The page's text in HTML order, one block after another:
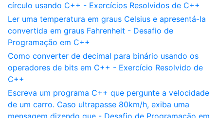
círculo usando C++ - Exercícios Resolvidos de C++
Ler uma temperatura em graus Celsius e apresentá-la
convertida em graus Fahrenheit - Desafio de
Programação em C++
Como converter de decimal para binário usando os
operadores de bits em C++ - Exercício Resolvido de
C++
Escreva um programa C++ que pergunte a velocidade
de um carro. Caso ultrapasse 80km/h, exiba uma
mensagem dizendo que - Desafio de Programação em